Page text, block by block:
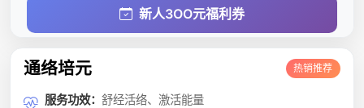
新人3OO元福利券
通络培元 热销推荐
服务功效： 舒经活络、激活能量